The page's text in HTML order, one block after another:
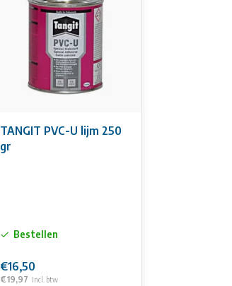
TANGIT PVC-U lijm 250
gr
Bestellen
€16,50
€19,97 Incl. btw